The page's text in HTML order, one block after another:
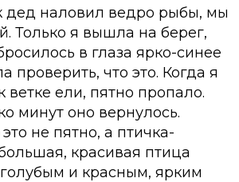
дед наловил ведро рыбы, мы
Только я вышла на берег,
в глаза ярко-синее
проверить, что это. Когда я
ветке ели, пятно пропало.
минут оно вернулось.
не пятно, а птичка-
красивая птица
и красным, ярким